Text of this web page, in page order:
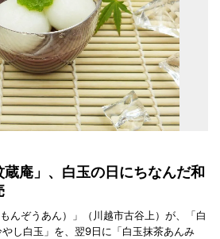
蔵庵」、白玉の日にちなんだ和
んぞうあん）」（川越市古谷上）が、「白
し白玉」を、翌9日に「白玉抹茶あんみ